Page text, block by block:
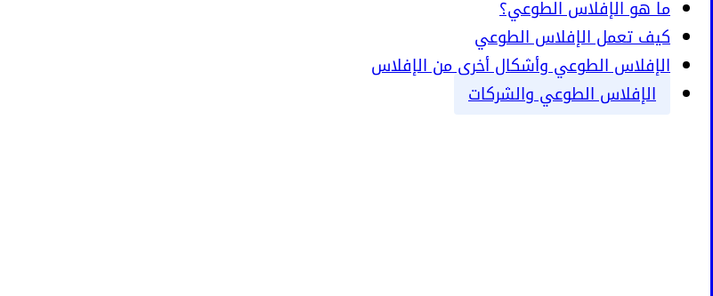
ما هو الإفلاس الطوعي؟
كيف تعمل الإفلاس الطوعي
الإفلاس الطوعي وأشكال أخرى من الإفلاس
الإفلاس الطوعي والشركات